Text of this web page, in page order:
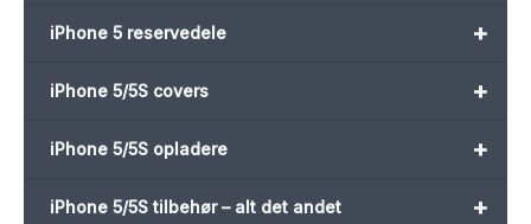
+
iPhone 5 reservedele
+
iPhone 5/5S covers
+
iPhone 5/5S opladere
+
iPhone 5/5S tilbehør – alt det andet